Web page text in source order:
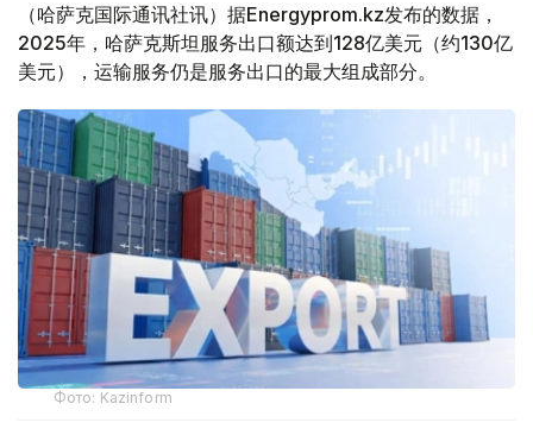
（哈萨克国际通讯社讯）据Energyprom.kz发布的数据，
2025年，哈萨克斯坦服务出口额达到128亿美元（约130亿
美元），运输服务仍是服务出口的最大组成部分。
Фото: Kazinform